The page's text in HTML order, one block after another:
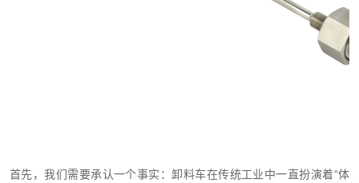
首先，我们需要承认一个事实：卸料车在传统工业中一直扮演着“体